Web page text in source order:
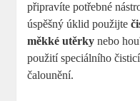
připravíte potřebné
úspěšný úklid použijte
měkké utěrky nebo
použití speciálního
čalounění.